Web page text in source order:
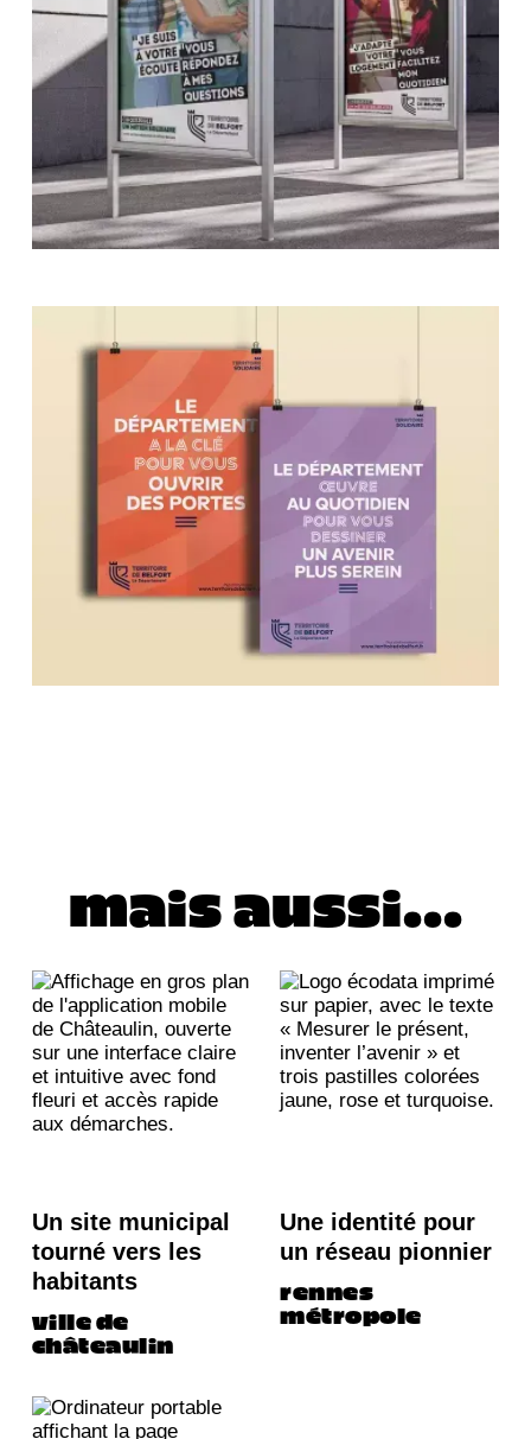
mais aussi...
Un site municipal
tourné vers les
habitants
ville de
châteaulin
Conseil éditorial
Stratégie
Une identité pour
un réseau pionnier
rennes
métropole